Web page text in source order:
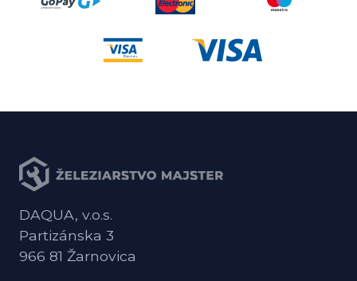
DAQUA, v.o.s.
Partizánska 3
966 81 Žarnovica